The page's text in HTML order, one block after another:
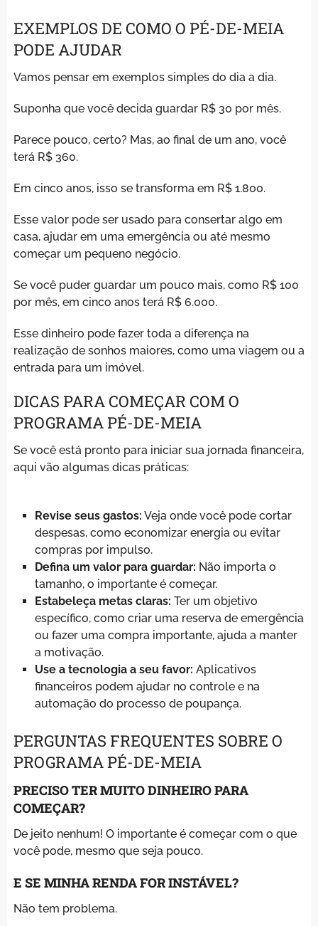
EXEMPLOS DE COMO O PÉ-DE-MEIA
PODE AJUDAR
Vamos pensar em exemplos simples do dia a dia.
Suponha que você decida guardar R$ 30 por mês.
Parece pouco, certo? Mas, ao final de um ano, você
terá R$ 360.
Em cinco anos, isso se transforma em R$ 1.800.
Esse valor pode ser usado para consertar algo em
casa, ajudar em uma emergência ou até mesmo
começar um pequeno negócio.
Se você puder guardar um pouco mais, como R$ 100
por mês, em cinco anos terá R$ 6.000.
Esse dinheiro pode fazer toda a diferença na
realização de sonhos maiores, como uma viagem ou a
entrada para um imóvel.
DICAS PARA COMEÇAR COM O
PROGRAMA PÉ-DE-MEIA
Se você está pronto para iniciar sua jornada financeira,
aqui vão algumas dicas práticas:
Revise seus gastos: Veja onde você pode cortar
despesas, como economizar energia ou evitar
compras por impulso.
Defina um valor para guardar: Não importa o
tamanho, o importante é começar.
Estabeleça metas claras: Ter um objetivo
específico, como criar uma reserva de emergência
ou fazer uma compra importante, ajuda a manter
a motivação.
Use a tecnologia a seu favor: Aplicativos
financeiros podem ajudar no controle e na
automação do processo de poupança.
PERGUNTAS FREQUENTES SOBRE O
PROGRAMA PÉ-DE-MEIA
PRECISO TER MUITO DINHEIRO PARA
COMEÇAR?
De jeito nenhum! O importante é começar com o que
você pode, mesmo que seja pouco.
E SE MINHA RENDA FOR INSTÁVEL?
Não tem problema.